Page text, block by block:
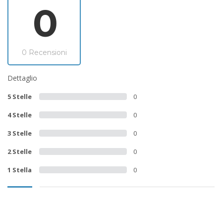
0
0 Recensioni
Dettaglio
5 Stelle 0
4 Stelle 0
3 Stelle 0
2 Stelle 0
1 Stella 0